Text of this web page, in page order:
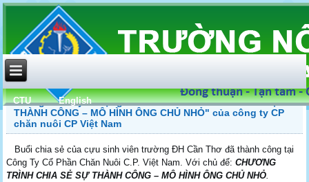
CTU English
Thông báo tuyển dụng và "CHƯƠNG TRÌNH CHIA SẺ SỰ
THÀNH CÔNG – MÔ HÌNH ÔNG CHỦ NHỎ" của công ty CP
chăn nuôi CP Việt Nam
Buổi chia sẻ của cựu sinh viên trường ĐH Cần Thơ đã thành công tại
Công Ty Cổ Phần Chăn Nuôi C.P. Việt Nam. Với chủ để:CHƯƠNG
TRÌNH CHIA SẺ SỰ THÀNH CÔNG – MÔ HÌNH ÔNG CHỦ NHỎ